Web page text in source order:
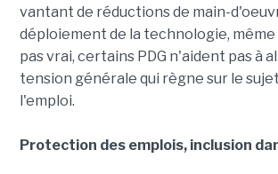
vantant de réductions de main-
déploiement de la technologie, même
pas vrai, certains PDG n'aident pas à
tension générale qui règne sur le
l'emploi.
Protection des emplois, inclusion